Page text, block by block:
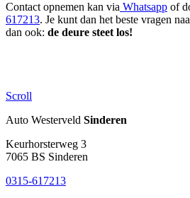
Contact opnemen kan via Whatsapp of
617213. Je kunt dan het beste vragen
dan ook: de deure steet los!
Scroll
Auto Westerveld Sinderen
Keurhorsterweg 3
7065 BS Sinderen
0315-617213